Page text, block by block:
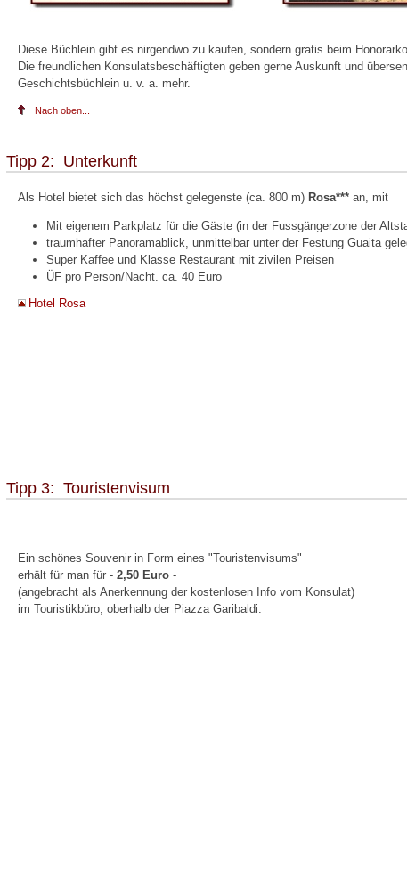
Diese Büchlein gibt es nirgendwo zu kaufen, sondern gratis beim
Die freundlichen Konsulatsbeschäftigten geben gerne Auskunft und
Geschichtsbüchlein u. v. a. mehr.
Nach oben...
Tipp 2: Unterkunft
Als Hotel bietet sich das höchst gelegenste (ca. 800 m) Rosa***an, mit
Mit eigenem Parkplatz für die Gäste (in der Fussgängerzone der
traumhafter Panoramablick, unmittelbar unter der Festung Guaita
Super Kaffee und Klasse Restaurant mit zivilen Preisen
ÜF pro Person/Nacht. ca. 40 Euro
Hotel Rosa
Tipp 3: Touristenvisum
Ein schönes Souvenir in Form eines "Touristenvisums"
erhält für man für - 2,50 Euro-
(angebracht als Anerkennung der kostenlosen Info vom Konsulat)
im Touristikbüro, oberhalb der Piazza Garibaldi.